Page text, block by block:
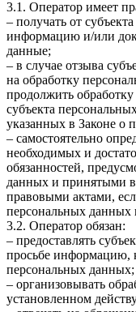
3.1. Оператор имеет
– получать от
информацию и/или
данные;
– в случае отзыва
на обработку
продолжить
субъекта
указанных в Законе о
– самостоятельно
необходимых и
обязанностей,
данных и принятыми
правовыми актами,
персональных данных
3.2. Оператор обязан:
– предоставлять
просьбе информацию,
персональных данных;
– организовывать
установленном